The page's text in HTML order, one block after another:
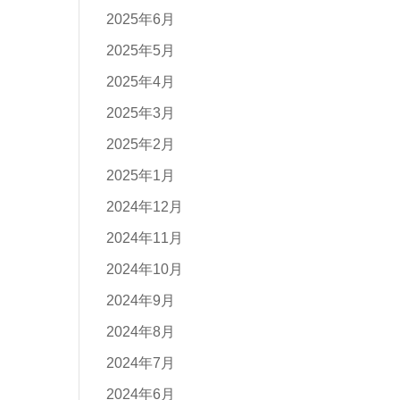
2025年6月
2025年5月
2025年4月
2025年3月
2025年2月
2025年1月
2024年12月
2024年11月
2024年10月
2024年9月
2024年8月
2024年7月
2024年6月